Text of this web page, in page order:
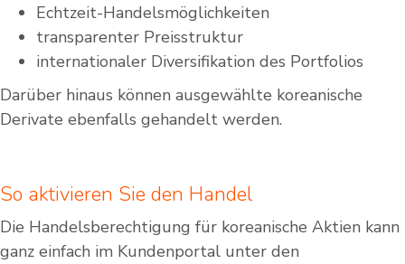
Echtzeit-Handelsmöglichkeiten
transparenter Preisstruktur
internationaler Diversifikation des Portfolios
Darüber hinaus können ausgewählte koreanische
Derivate ebenfalls gehandelt werden.
So aktivieren Sie den Handel
Die Handelsberechtigung für koreanische Aktien kann
ganz einfach im Kundenportal unter den